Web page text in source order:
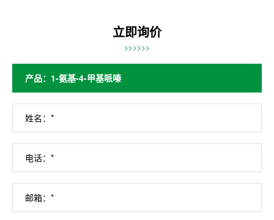
立即询价
>>>>>>
姓名：*
电话：*
邮箱：*